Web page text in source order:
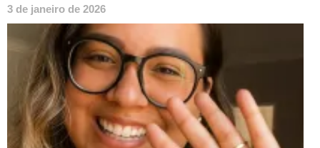
3 de janeiro de 2026